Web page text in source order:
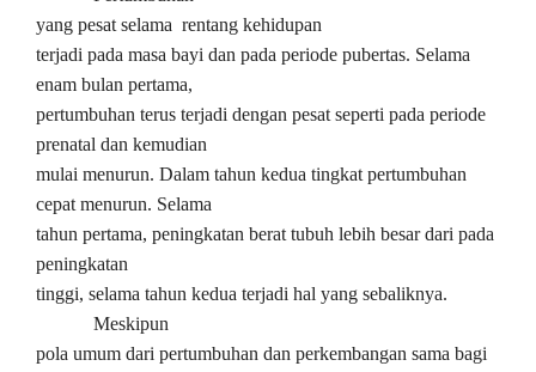
yang pesat selama rentang kehidupan
terjadi pada masa bayi dan pada periode pubertas. Selama
enam bulan pertama,
pertumbuhan terus terjadi dengan pesat seperti pada periode
prenatal dan kemudian
mulai menurun. Dalam tahun kedua tingkat pertumbuhan
cepat menurun. Selama
tahun pertama, peningkatan berat tubuh lebih besar dari pada
peningkatan
tinggi, selama tahun kedua terjadi hal yang sebaliknya.
Meskipun
pola umum dari pertumbuhan dan perkembangan sama bagi